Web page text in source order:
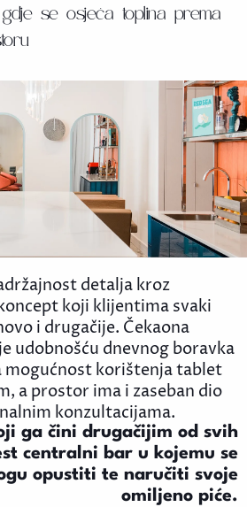
se osjeća toplina prema
detalja kroz
koji klijentima svaki
i drugačije. Čekaona
udobnošću dnevnog boravka
korištenja tablet
a prostor ima i zaseban dio
konzultacijama.
ga čini drugačijim od svih
centralni bar u kojemu se
opustiti te naručiti svoje
omiljeno piće.